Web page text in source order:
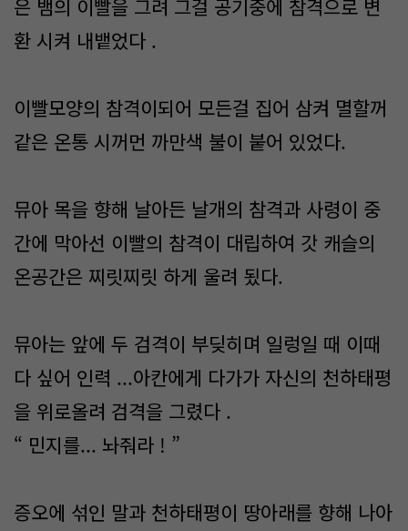
은 뱀의 이빨을 그려 그걸 공기중에 참격으로 변
환 시켜 내뱉었다 .
이빨모양의 참격이되어 모든걸 집어 삼켜 멸할꺼
같은 온통 시꺼먼 까만색 불이 붙어 있었다.
뮤아 목을 향해 날아든 날개의 참격과 사령이 중
간에 막아선 이빨의 참격이 대립하여 갓 캐슬의
온공간은 찌릿찌릿 하게 울려 됬다.
뮤아는 앞에 두 검격이 부딪히며 일렁일 때 이때
다 싶어 인력 ...아칸에게 다가가 자신의 천하태평
을 위로올려 검격을 그렸다 .
“ 민지를... 놔줘라 ! ”
증오에 섞인 말과 천하태평이 땅아래를 향해 나아